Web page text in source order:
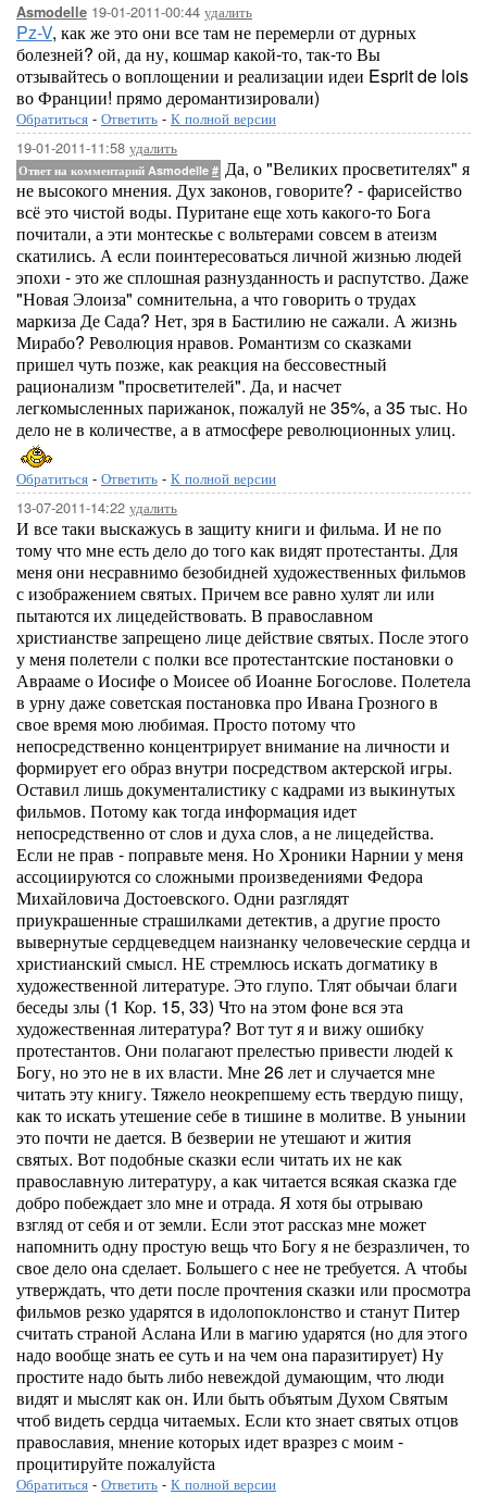
Asmodelle 19-01-2011-00:44 удалить
Pz-V, как же это они все там не перемерли от дурных
болезней? ой, да ну, кошмар какой-то, так-то Вы
отзывайтесь о воплощении и реализации идеи Esprit de lois
во Франции! прямо деромантизировали)
Обратиться - Ответить - К полной версии
19-01-2011-11:58 удалить
Ответ на комментарий Asmodelle # Да, о "Великих просветителях" я
не высокого мнения. Дух законов, говорите? - фарисейство
всё это чистой воды. Пуритане еще хоть какого-то Бога
почитали, а эти монтескье с вольтерами совсем в атеизм
скатились. А если поинтересоваться личной жизнью людей
эпохи - это же сплошная разнузданность и распутство. Даже
"Новая Элоиза" сомнительна, а что говорить о трудах
маркиза Де Сада? Нет, зря в Бастилию не сажали. А жизнь
Мирабо? Революция нравов. Романтизм со сказками
пришел чуть позже, как реакция на бессовестный
рационализм "просветителей". Да, и насчет
легкомысленных парижанок, пожалуй не 35%, а 35 тыс. Но
дело не в количестве, а в атмосфере революционных улиц.
Обратиться - Ответить - К полной версии
13-07-2011-14:22 удалить
И все таки выскажусь в защиту книги и фильма. И не по
тому что мне есть дело до того как видят протестанты. Для
меня они несравнимо безобидней художественных фильмов
с изображением святых. Причем все равно хулят ли или
пытаются их лицедействовать. В православном
христианстве запрещено лице действие святых. После этого
у меня полетели с полки все протестантские постановки о
Аврааме о Иосифе о Моисее об Иоанне Богослове. Полетела
в урну даже советская постановка про Ивана Грозного в
свое время мою любимая. Просто потому что
непосредственно концентрирует внимание на личности и
формирует его образ внутри посредством актерской игры.
Оставил лишь документалистику с кадрами из выкинутых
фильмов. Потому как тогда информация идет
непосредственно от слов и духа слов, а не лицедейства.
Если не прав - поправьте меня. Но Хроники Нарнии у меня
ассоциируются со сложными произведениями Федора
Михайловича Достоевского. Одни разглядят
приукрашенные страшилками детектив, а другие просто
вывернутые сердцеведцем наизнанку человеческие сердца и
христианский смысл. НЕ стремлюсь искать догматику в
художественной литературе. Это глупо. Тлят обычаи благи
беседы злы (1 Кор. 15, 33) Что на этом фоне вся эта
художественная литература? Вот тут я и вижу ошибку
протестантов. Они полагают прелестью привести людей к
Богу, но это не в их власти. Мне 26 лет и случается мне
читать эту книгу. Тяжело неокрепшему есть твердую пищу,
как то искать утешение себе в тишине в молитве. В унынии
это почти не дается. В безверии не утешают и жития
святых. Вот подобные сказки если читать их не как
православную литературу, а как читается всякая сказка где
добро побеждает зло мне и отрада. Я хотя бы отрываю
взгляд от себя и от земли. Если этот рассказ мне может
напомнить одну простую вещь что Богу я не безразличен, то
свое дело она сделает. Большего с нее не требуется. А чтобы
утверждать, что дети после прочтения сказки или просмотра
фильмов резко ударятся в идолопоклонство и станут Питер
считать страной Аслана Или в магию ударятся (но для этого
надо вообще знать ее суть и на чем она паразитирует) Ну
простите надо быть либо невеждой думающим, что люди
видят и мыслят как он. Или быть объятым Духом Святым
чтоб видеть сердца читаемых. Если кто знает святых отцов
православия, мнение которых идет вразрез с моим -
процитируйте пожалуйста
Обратиться - Ответить - К полной версии